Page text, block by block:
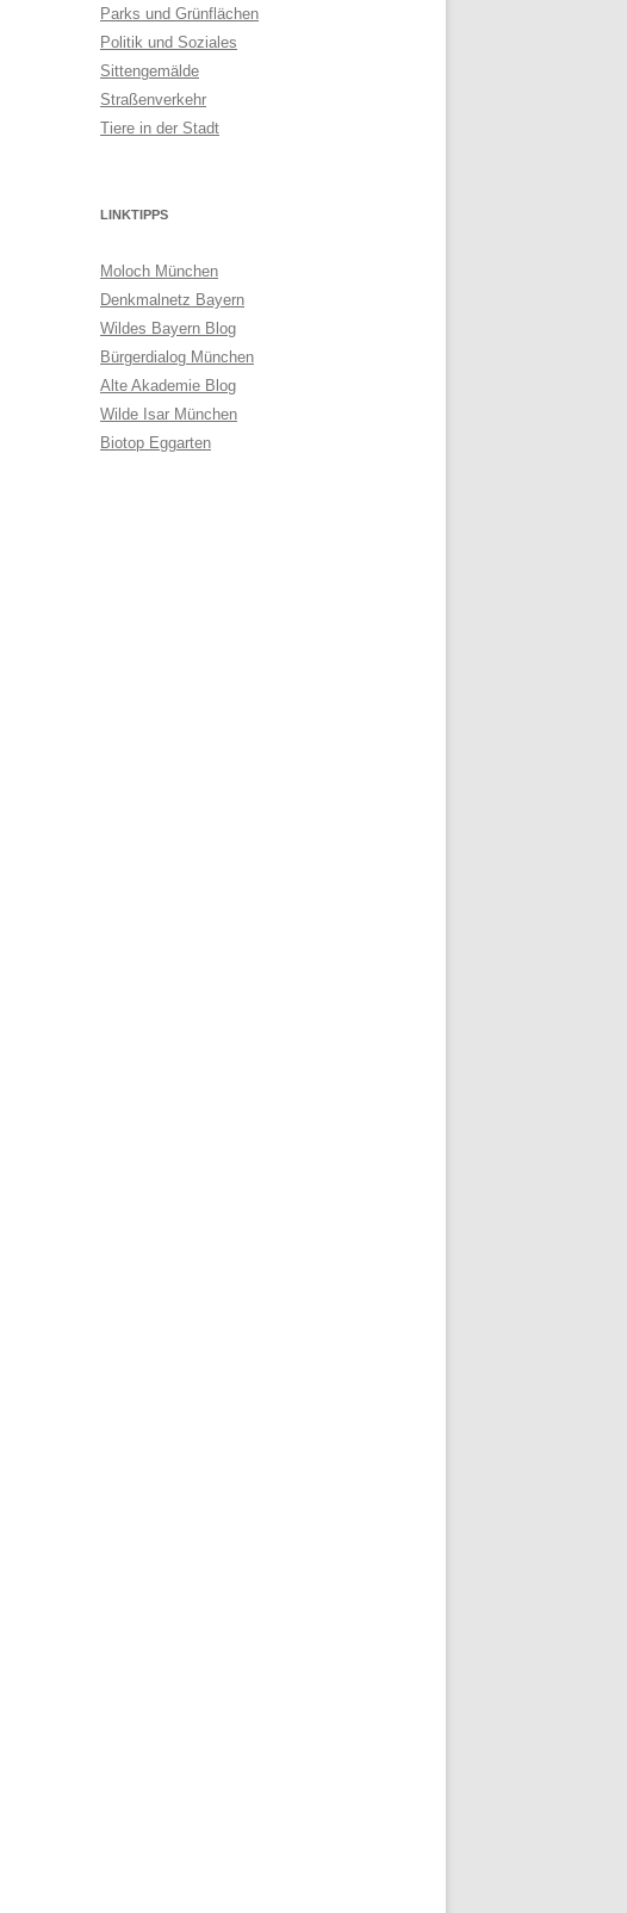
Parks und Grünflächen
Politik und Soziales
Sittengemälde
Straßenverkehr
Tiere in der Stadt
LINKTIPPS
Moloch München
Denkmalnetz Bayern
Wildes Bayern Blog
Bürgerdialog München
Alte Akademie Blog
Wilde Isar München
Biotop Eggarten